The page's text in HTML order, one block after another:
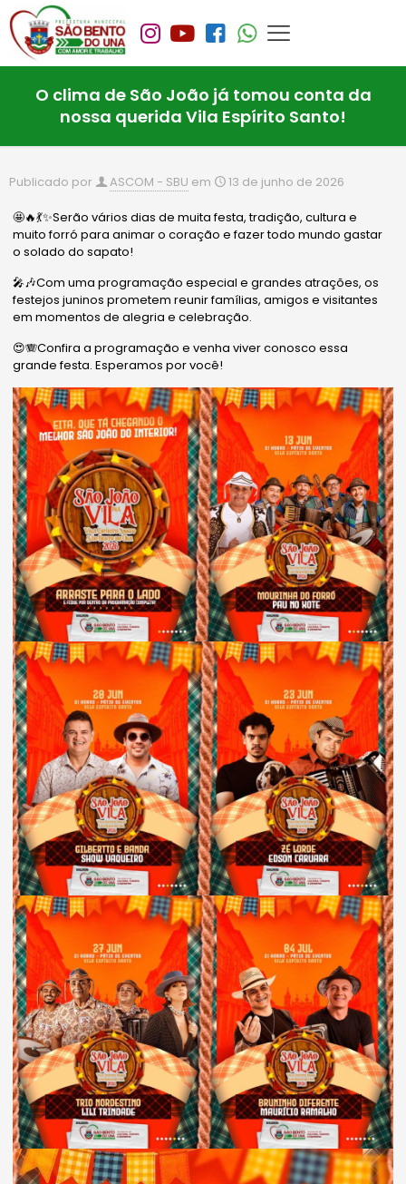
O clima de São João já tomou conta da
nossa querida Vila Espírito Santo!
Publicado por ASCOM - SBU em 13 de junho de 2026
🤩🔥💃✨Serão vários dias de muita festa, tradição, cultura e
muito forró para animar o coração e fazer todo mundo gastar
o solado do sapato!
🎤🎶Com uma programação especial e grandes atrações, os
festejos juninos prometem reunir famílias, amigos e visitantes
em momentos de alegria e celebração.
😍🪗Confira a programação e venha viver conosco essa
grande festa. Esperamos por você!